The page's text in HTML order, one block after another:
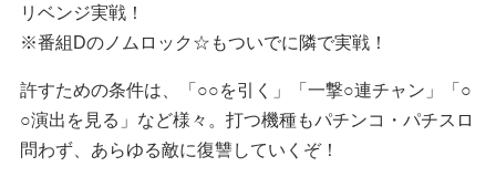
リベンジ実戦！
※番組Dのノムロック☆もついでに隣で実戦！
許すための条件は、「○○を引く」「一撃○連チャン」「○
○演出を見る」など様々。打つ機種もパチンコ・パチスロ
問わず、あらゆる敵に復讐していくぞ！